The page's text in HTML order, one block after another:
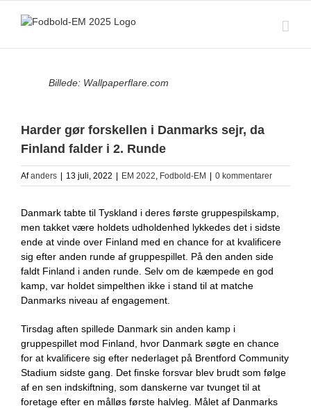
Billede: Wallpaperflare.com
Harder gør forskellen i Danmarks sejr, da
Finland falder i 2. Runde
Afanders 13 juli, 2022 EM 2022, Fodbold-EM 0 kommentarer
Danmark tabte til Tyskland i deres første gruppespilskamp,
men takket være holdets udholdenhed lykkedes det i sidste
ende at vinde over Finland med en chance for at kvalificere
sig efter anden runde af gruppespillet. På den anden side
faldt Finland i anden runde. Selv om de kæmpede en god
kamp, var holdet simpelthen ikke i stand til at matche
Danmarks niveau af engagement.
Tirsdag aften spillede Danmark sin anden kamp i
gruppespillet mod Finland, hvor Danmark søgte en chance
for at kvalificere sig efter nederlaget på Brentford Community
Stadium sidste gang. Det finske forsvar blev brudt som følge
af en sen indskiftning, som danskerne var tvunget til at
foretage efter en målløs første halvleg. Målet af Danmarks